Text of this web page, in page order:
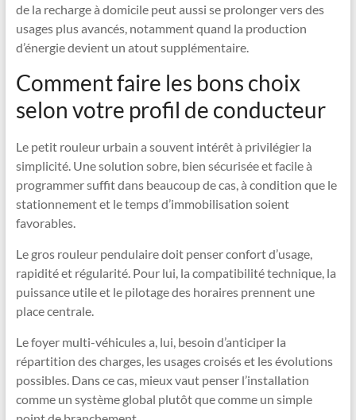
de la recharge à domicile peut aussi se prolonger vers des
usages plus avancés, notamment quand la production
d’énergie devient un atout supplémentaire.
Comment faire les bons choix
selon votre profil de conducteur
Le petit rouleur urbain a souvent intérêt à privilégier la
simplicité. Une solution sobre, bien sécurisée et facile à
programmer suffit dans beaucoup de cas, à condition que le
stationnement et le temps d’immobilisation soient
favorables.
Le gros rouleur pendulaire doit penser confort d’usage,
rapidité et régularité. Pour lui, la compatibilité technique, la
puissance utile et le pilotage des horaires prennent une
place centrale.
Le foyer multi-véhicules a, lui, besoin d’anticiper la
répartition des charges, les usages croisés et les évolutions
possibles. Dans ce cas, mieux vaut penser l’installation
comme un système global plutôt que comme un simple